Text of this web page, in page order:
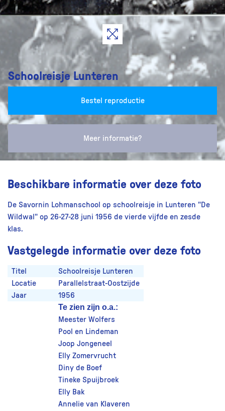
Schoolreisje Lunteren
Bestel reproductie
Meer informatie?
Beschikbare informatie over deze foto
De Savornin Lohmanschool op schoolreisje in Lunteren "De
Wildwal" op 26-27-28 juni 1956 de vierde vijfde en zesde
klas.
Vastgelegde informatie over deze foto
Titel
Schoolreisje Lunteren
Locatie
Parallelstraat-Oostzijde
Jaar
1956
Te zien zijn o.a.:
Meester Wolfers
Pool en Lindeman
Joop Jongeneel
Elly Zomervrucht
Diny de Boef
Tineke Spuijbroek
Elly Bak
Annelie van Klaveren